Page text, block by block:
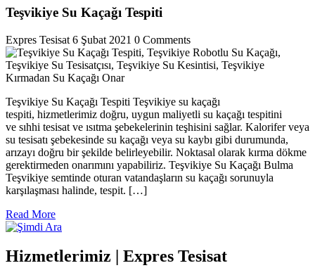
Teşvikiye Su Kaçağı Tespiti
Expres Tesisat 6 Şubat 2021 0 Comments
Teşvikiye Su Kaçağı Tespiti Teşvikiye su kaçağı
tespiti, hizmetlerimiz doğru, uygun maliyetli su kaçağı tespitini
ve sıhhi tesisat ve ısıtma şebekelerinin teşhisini sağlar. Kalorifer veya
su tesisatı şebekesinde su kaçağı veya su kaybı gibi durumunda,
arızayı doğru bir şekilde belirleyebilir. Noktasal olarak kırma dökme
gerektirmeden onarımını yapabiliriz. Teşvikiye Su Kaçağı Bulma
Teşvikiye semtinde oturan vatandaşların su kaçağı sorunuyla
karşılaşması halinde, tespit. […]
Read MoreRead
More
Hizmetlerimiz | Expres Tesisat